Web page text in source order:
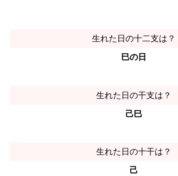
生れた日の十二支は？
巳の日
生れた日の干支は？
己巳
生れた日の十干は？
己